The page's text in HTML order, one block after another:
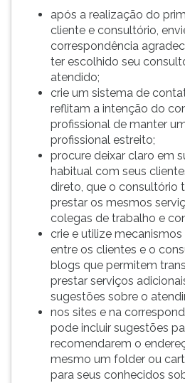
após a realização do
cliente e consultório,
correspondência
ter escolhido seu
atendido;
crie um sistema de
reflitam a intenção do
profissional de manter
profissional estreito;
procure deixar claro em
habitual com seus
direto, que o consultório
prestar os mesmos
colegas de trabalho e
crie e utilize
entre os clientes e o
blogs que permitem
prestar serviços
sugestões sobre o
nos sites e na
pode incluir sugestões
recomendarem o
mesmo um folder ou
para seus conhecidos